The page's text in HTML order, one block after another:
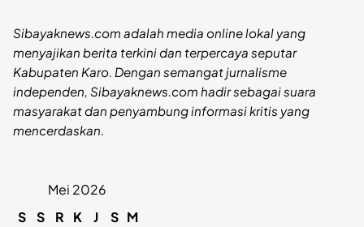
Sibayaknews.com adalah media online lokal yang
menyajikan berita terkini dan terpercaya seputar
Kabupaten Karo. Dengan semangat jurnalisme
independen, Sibayaknews.com hadir sebagai suara
masyarakat dan penyambung informasi kritis yang
mencerdaskan.
Mei 2026
S
S R K J S M